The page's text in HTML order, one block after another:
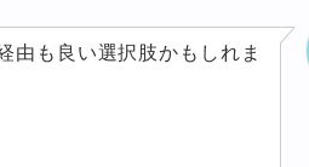
由も良い選択肢かもしれま